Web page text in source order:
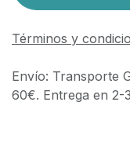
Términos y
Envío: Transporte
60€. Entrega en 2-